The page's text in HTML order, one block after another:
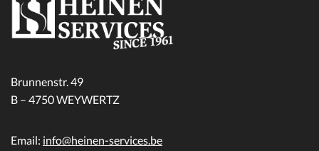
Brunnenstr. 49
B – 4750 WEYWERTZ
Email: info@heinen-services.be